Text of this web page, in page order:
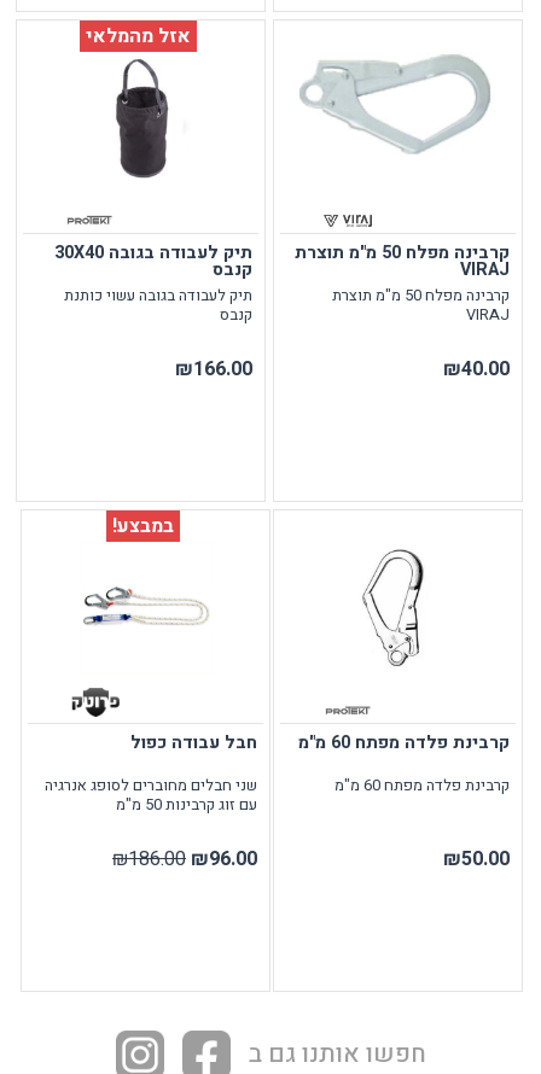
קרבינה מפלח 50 מ"מ תוצרת
VIRAJ
קרבינה מפלח 50 מ"מ תוצרת
VIRAJ
₪40.00
אזל מהמלאי
תיק לעבודה בגובה 30X40
קנבס
תיק לעבודה בגובה עשוי כותנת
קנבס
₪166.00
קרבינת פלדה מפתח 60 מ"מ
קרבינת פלדה מפתח 60 מ"מ
₪50.00
במבצע!
חבל עבודה כפול
שני חבלים מחוברים לסופג אנרגיה
עם זוג קרבינות 50 מ"מ
₪96.00
₪186.00
חפשו אותנו גם ב